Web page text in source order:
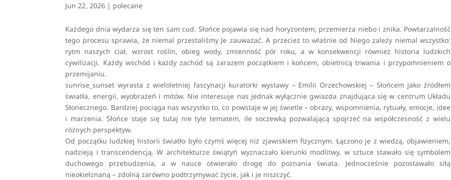
Jun 22, 2026 | polecane
Każdego dnia wydarza się ten sam cud. Słońce pojawia się nad horyzontem, przemierza niebo i znika. Powtarzalność
tego procesu sprawia, że niemal przestaliśmy Je zauważać. A przecież to właśnie od Niego zależy niemal wszystko:
rytm naszych ciał, wzrost roślin, obieg wody, zmienność pór roku, a w konsekwencji również historia ludzkich
cywilizacji. Każdy wschód i każdy zachód są zarazem początkiem i końcem, obietnicą trwania i przypomnieniem o
przemijaniu.
sunrise_sunset wyrasta z wieloletniej fascynacji kuratorki wystawy – Emilii Orzechowskiej – Słońcem jako źródłem
światła, energii, wyobrażeń i mitów. Nie interesuje nas jednak wyłącznie gwiazda znajdująca się w centrum Układu
Słonecznego. Bardziej pociąga nas wszystko to, co powstaje w jej świetle – obrazy, wspomnienia, rytuały, emocje, idee
i marzenia. Słońce staje się tutaj nie tyle tematem, ile soczewką pozwalającą spojrzeć na współczesność z wielu
różnych perspektyw.
Od początku ludzkiej historii światło było czymś więcej niż zjawiskiem fizycznym. Łączono je z wiedzą, objawieniem,
nadzieją i transcendencją. W architekturze świątyń wyznaczało kierunki modlitwy, w sztuce stawało się symbolem
duchowego przebudzenia, a w nauce otwierało drogę do poznania świata. Jednocześnie pozostawało siłą
nieokiełznaną – zdolną zarówno podtrzymywać życie, jak i je niszczyć.